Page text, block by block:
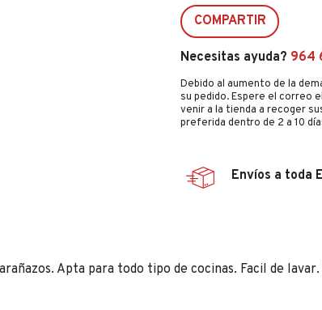
COMPARTIR
Necesitas ayuda? 964
Debido al aumento de la
su pedido. Espere el correo
venir a la tienda a recoger
preferida dentro de 2 a 10
Envíos a toda
Apta para todo tipo de cocinas. Facil de